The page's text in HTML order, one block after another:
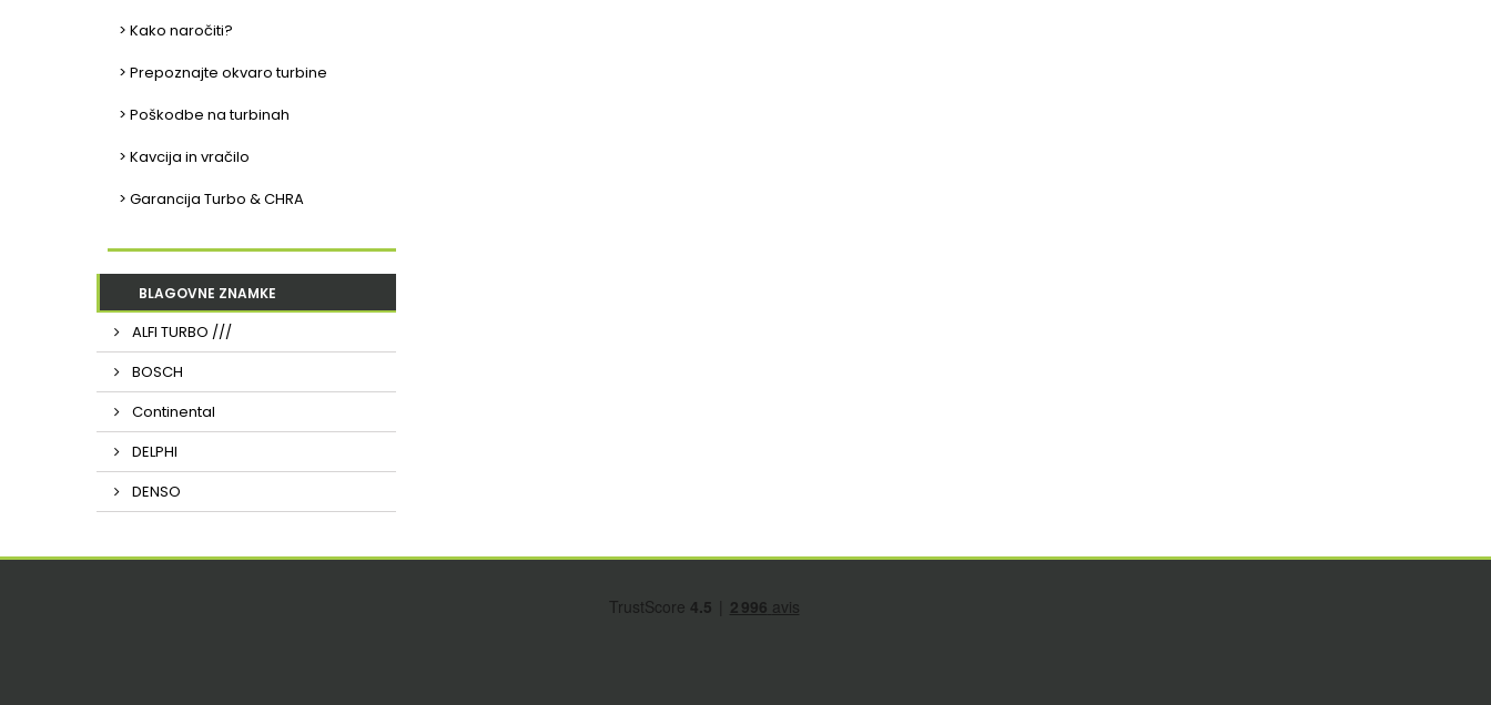
> Kako naročiti?
> Prepoznajte okvaro turbine
> Poškodbe na turbinah
> Kavcija in vračilo
> Garancija Turbo & CHRA
BLAGOVNE ZNAMKE
ALFI TURBO ///
BOSCH
Continental
DELPHI
DENSO